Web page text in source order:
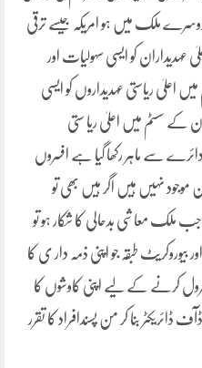
ملک میں ہو امریکہ جیسے ترقی
عہدیداران کو ایسی سہولیات اور
اعلیٰ ریاستی عہدیداروں کو ایسی
کے سسٹم میں اعلیٰ ریا ستی
سے ماہر رکھا گیا ہے افسروں
موجود نہیں ہیں اگر ہیں بھی تو
ملک معاشی بدحالی کا شکار ہو تو
طبقہ جو اپنی ذمہ دار ی کا
کرنے کے لیے اپنی کاوشوں کا
ڈائریکٹر بنا کر من پسندافراد کا تقرر